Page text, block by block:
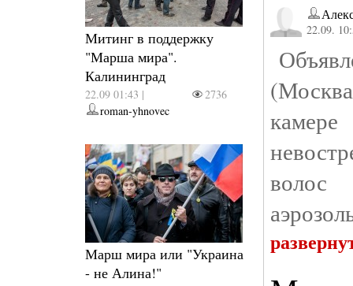
Митинг в поддержку
"Марша мира".
Калининград
22.09 01:43 |
2736
roman-yhnovec
Марш мира или "Украина
- не Алина!"
22.09.